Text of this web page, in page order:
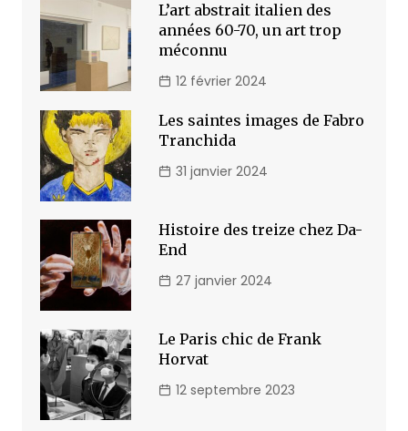
L’art abstrait italien des
années 60-70, un art trop
méconnu
12 février 2024
Les saintes images de Fabro
Tranchida
31 janvier 2024
Histoire des treize chez Da-
End
27 janvier 2024
Le Paris chic de Frank
Horvat
12 septembre 2023